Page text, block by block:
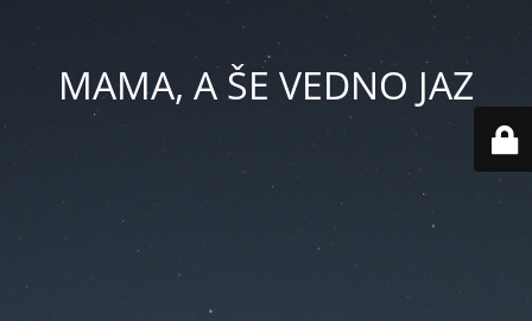
MAMA, A ŠE VEDNO JAZ